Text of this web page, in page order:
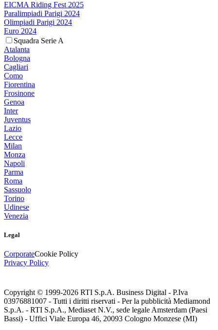
EICMA Riding Fest 2025
Paralimpiadi Parigi 2024
Olimpiadi Parigi 2024
Euro 2024
Squadra Serie A
Atalanta
Bologna
Cagliari
Como
Fiorentina
Frosinone
Genoa
Inter
Juventus
Lazio
Lecce
Milan
Monza
Napoli
Parma
Roma
Sassuolo
Torino
Udinese
Venezia
Legal
CorporateCookie Policy
Privacy Policy
Copyright © 1999-2026 RTI S.p.A. Business Digital - P.Iva
03976881007 - Tutti i diritti riservati - Per la pubblicità Mediamond
S.p.A. - RTI S.p.A., Mediaset N.V., sede legale Amsterdam (Paesi
Bassi) - Uffici Viale Europa 46, 20093 Cologno Monzese (MI)